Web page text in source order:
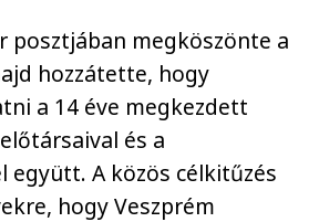
posztjában megköszönte a
hozzátette, hogy
a 14 éve megkezdett
és a
együtt. A közös célkitűzés
hogy Veszprém